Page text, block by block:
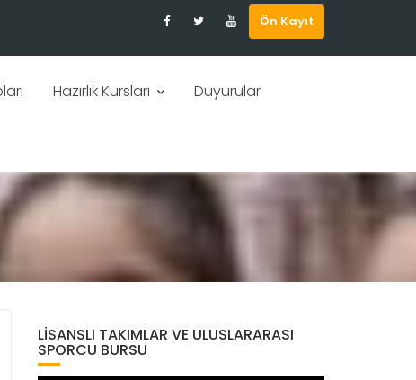
Ön Kayıt
LISANSLI TAKIMLAR VE ULUSLARARASI
SPORCU BURSU